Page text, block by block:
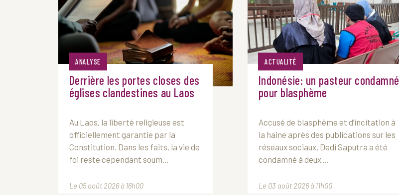
ANALYSE
Derrière les portes closes des
églises clandestines au Laos
Au Laos, la liberté religieuse est
officiellement garantie par la
Constitution. Dans les faits, la vie de
foi reste cependant soum...
Le 05 août 2026 à 16h00
ACTUALITÉ
Indonésie: un pasteur condamné
pour blasphème
Accusé de blasphème et d’incitation à
la haine après des publications sur les
réseaux sociaux, Dedi Saputra a été
condamné à deux ...
Le 03 août 2026 à 11h00